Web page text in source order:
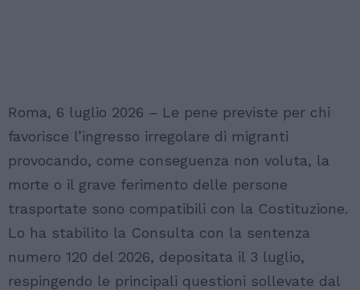
Roma, 6 luglio 2026 – Le pene previste per chi
favorisce l’ingresso irregolare di migranti
provocando, come conseguenza non voluta, la
morte o il grave ferimento delle persone
trasportate sono compatibili con la Costituzione.
Lo ha stabilito la Consulta con la sentenza
numero 120 del 2026, depositata il 3 luglio,
respingendo le principali questioni sollevate dal